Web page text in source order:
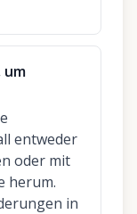
um
entweder
oder mit
herum.
in